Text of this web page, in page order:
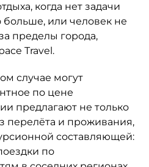
когда нет задачи
или человек не
пределы города,
Travel.
случае могут
по цене
предлагают не только
перелёта и проживания,
составляющей:
по